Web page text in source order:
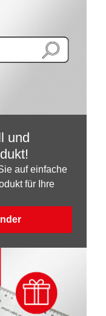
und
auf einfache
für Ihre